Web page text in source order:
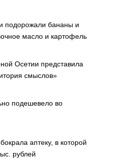
подорожали бананы и
масло и картофель
Осетии представила
смыслов»
подешевело во
аптеку, в которой
рублей